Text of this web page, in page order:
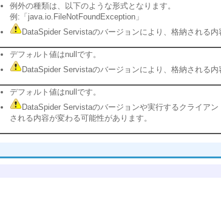
例外の種類は、以下のような形式となります。
例:「java.io.FileNotFoundException」
DataSpider Servistaのバージョンにより、格納される内
デフォルト値はnullです。
DataSpider Servistaのバージョンにより、格納される内
デフォルト値はnullです。
DataSpider Servistaのバージョンや実行するクライア
される内容が変わる可能性があります。